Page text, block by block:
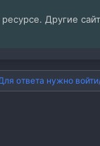
Другие
ответа нужно